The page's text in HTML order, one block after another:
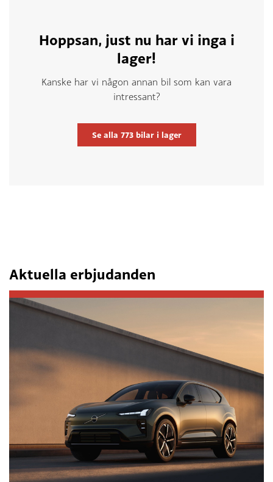
Hoppsan, just nu har vi inga i
lager!
Kanske har vi någon annan bil som kan vara
intressant?
Se alla 773bilar i lager
Aktuella erbjudanden